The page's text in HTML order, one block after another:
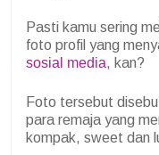
Pasti kamu sering
foto profil yang
sosial media, kan?
Foto tersebut
para remaja yang
kompak, sweet dan